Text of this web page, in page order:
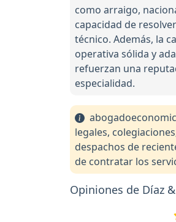
como arraigo,
capacidad de
técnico. Además, la
operativa sólida y
refuerzan una
especialidad.
legales,
despachos de
de contratar los
Opiniones de Díaz